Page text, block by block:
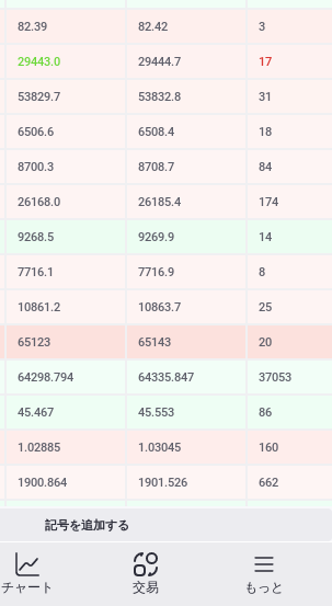
82.39 82.42 3
29443.0 29444.7 17
53829.7 53832.8 31
6506.6 6508.4 18
8700.3 8708.7 84
26168.0 26185.4 174
9268.5 9269.9 14
7716.1 7716.9 8
10861.2 10863.7 25
65123 65143 20
64298.794 64335.847 37053
45.467 45.553 86
1.02885 1.03045 160
1900.864 1901.526 662
212.989
72.70
320.07 320.64 57
記号を追加する
チャート 交易 もっと